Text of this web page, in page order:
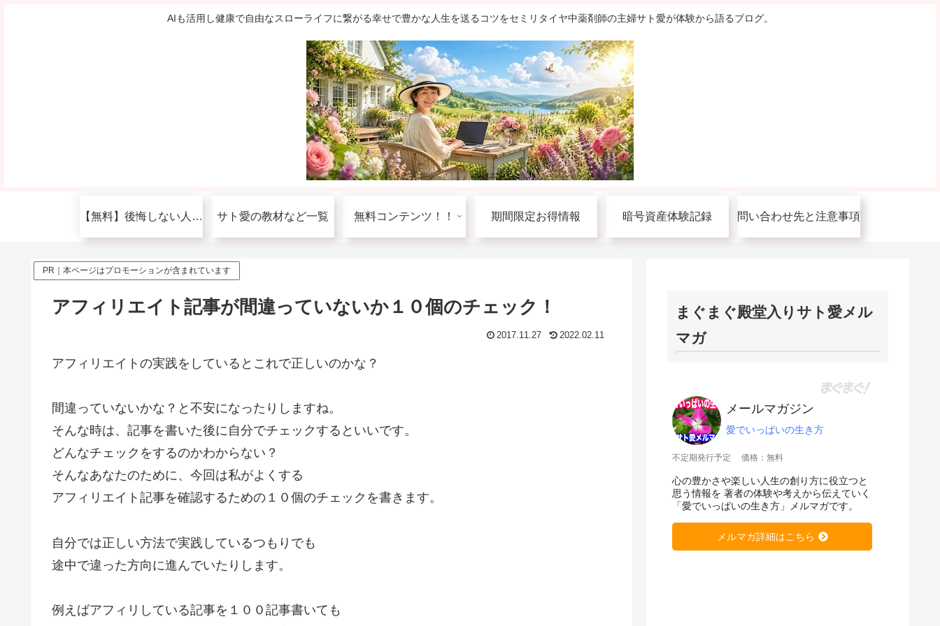
AIも活用し健康で自由なスローライフに繋がる幸せで豊かな人生を送るコツをセミリタイヤ中薬剤師の主婦サト愛が体験から語るブログ。
【無料】後悔しない人生を送りたい人へ サト愛の教材など一覧 無料コンテンツ！！ 期間限定お得情報 暗号資産体験記録 問い合わせ先と注意事項
PR｜本ページはプロモーションが含まれています
アフィリエイト記事が間違っていないか１０個のチェック！
2017.11.27 2022.02.11
アフィリエイトの実践をしているとこれで正しいのかな？
間違っていないかな？と不安になったりしますね。
そんな時は、記事を書いた後に自分でチェックするといいです。
どんなチェックをするのかわからない？
そんなあなたのために、今回は私がよくする
アフィリエイト記事を確認するための１０個のチェックを書きます。
自分では正しい方法で実践しているつもりでも
途中で違った方向に進んでいたりします。
例えばアフィリしている記事を１００記事書いても
まぐまぐ殿堂入りサト愛メル
マガ
メールマガジン
愛でいっぱいの生き方
不定期発行予定 価格：無料
心の豊かさや楽しい人生の創り方に役立つと
思う情報を 著者の体験や考えから伝えていく
「愛でいっぱいの生き方」メルマガです。
メルマガ詳細はこちら